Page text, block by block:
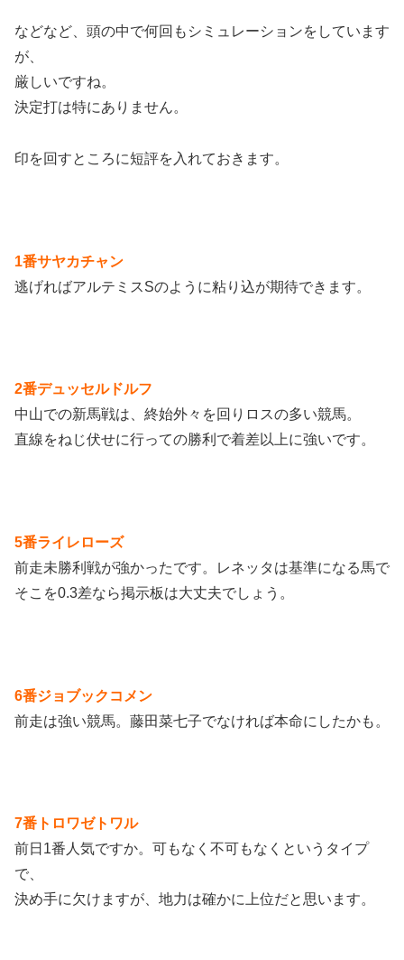
などなど、頭の中で何回もシミュレーションをしています
が、
厳しいですね。
決定打は特にありません。
印を回すところに短評を入れておきます。
1番サヤカチャン
逃げればアルテミスSのように粘り込が期待できます。
2番デュッセルドルフ
中山での新馬戦は、終始外々を回りロスの多い競馬。
直線をねじ伏せに行っての勝利で着差以上に強いです。
5番ライレローズ
前走未勝利戦が強かったです。レネッタは基準になる馬で
そこを0.3差なら掲示板は大丈夫でしょう。
6番ジョブックコメン
前走は強い競馬。藤田菜七子でなければ本命にしたかも。
7番トロワゼトワル
前日1番人気ですか。可もなく不可もなくというタイプ
で、
決め手に欠けますが、地力は確かに上位だと思います。